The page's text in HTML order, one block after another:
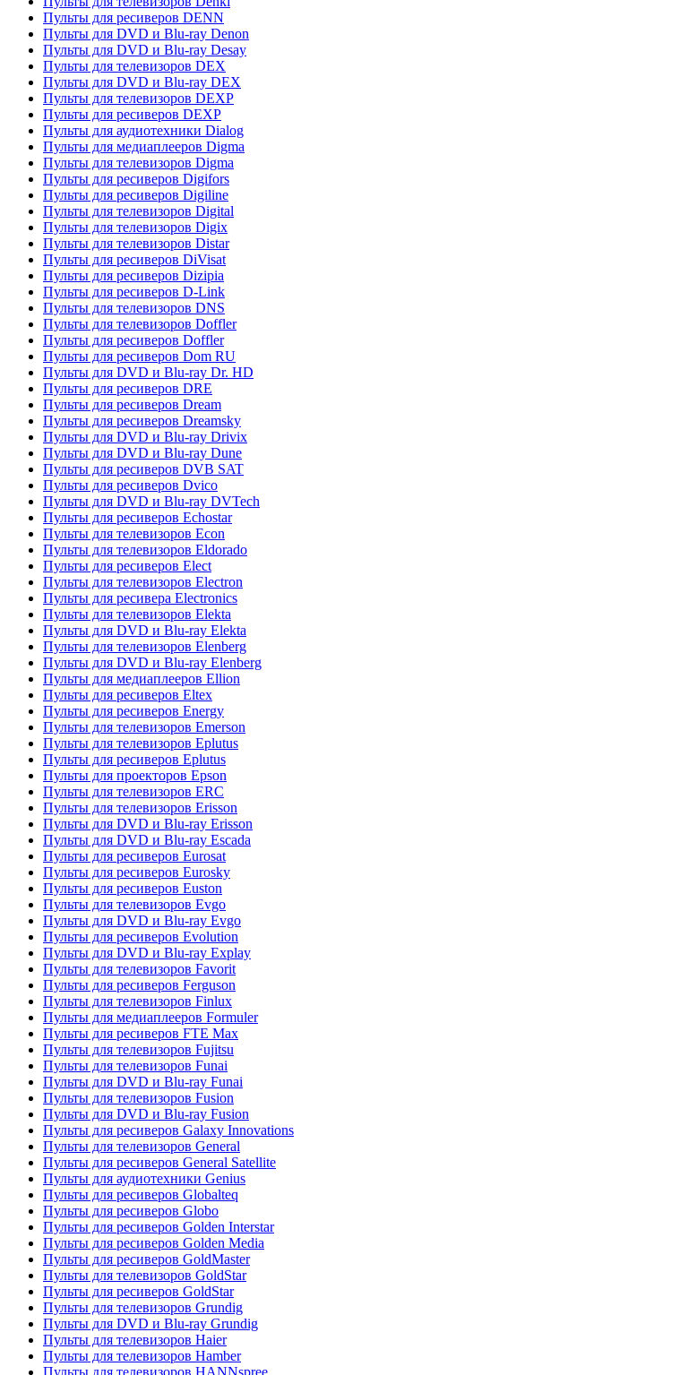
Пульты для ресиверов DENN
Пульты для DVD и Blu-ray Denon
Пульты для DVD и Blu-ray Desay
Пульты для телевизоров DEX
Пульты для DVD и Blu-ray DEX
Пульты для телевизоров DEXP
Пульты для ресиверов DEXP
Пульты для аудиотехники Dialog
Пульты для медиаплееров Digma
Пульты для телевизоров Digma
Пульты для ресиверов Digifors
Пульты для ресиверов Digiline
Пульты для телевизоров Digital
Пульты для телевизоров Digix
Пульты для телевизоров Distar
Пульты для ресиверов DiVisat
Пульты для ресиверов Dizipia
Пульты для ресиверов D-Link
Пульты для телевизоров DNS
Пульты для телевизоров Doffler
Пульты для ресиверов Doffler
Пульты для ресиверов Dom RU
Пульты для DVD и Blu-ray Dr. HD
Пульты для ресиверов DRE
Пульты для ресиверов Dream
Пульты для ресиверов Dreamsky
Пульты для DVD и Blu-ray Drivix
Пульты для DVD и Blu-ray Dune
Пульты для ресиверов DVB SAT
Пульты для ресиверов Dvico
Пульты для DVD и Blu-ray DVTech
Пульты для ресиверов Echostar
Пульты для телевизоров Econ
Пульты для телевизоров Eldorado
Пульты для ресиверов Elect
Пульты для телевизоров Electron
Пульты для ресивера Electronics
Пульты для телевизоров Elekta
Пульты для DVD и Blu-ray Elekta
Пульты для телевизоров Elenberg
Пульты для DVD и Blu-ray Elenberg
Пульты для медиаплееров Ellion
Пульты для ресиверов Eltex
Пульты для ресиверов Energy
Пульты для телевизоров Emerson
Пульты для телевизоров Eplutus
Пульты для ресиверов Eplutus
Пульты для проекторов Epson
Пульты для телевизоров ERC
Пульты для телевизоров Erisson
Пульты для DVD и Blu-ray Erisson
Пульты для DVD и Blu-ray Escada
Пульты для ресиверов Eurosat
Пульты для ресиверов Eurosky
Пульты для ресиверов Euston
Пульты для телевизоров Evgo
Пульты для DVD и Blu-ray Evgo
Пульты для ресиверов Evolution
Пульты для DVD и Blu-ray Explay
Пульты для телевизоров Favorit
Пульты для ресиверов Ferguson
Пульты для телевизоров Finlux
Пульты для медиаплееров Formuler
Пульты для ресиверов FTE Max
Пульты для телевизоров Fujitsu
Пульты для телевизоров Funai
Пульты для DVD и Blu-ray Funai
Пульты для телевизоров Fusion
Пульты для DVD и Blu-ray Fusion
Пульты для ресиверов Galaxy Innovations
Пульты для телевизоров General
Пульты для ресиверов General Satellite
Пульты для аудиотехники Genius
Пульты для ресиверов Globalteq
Пульты для ресиверов Globo
Пульты для ресиверов Golden Interstar
Пульты для ресиверов Golden Media
Пульты для ресиверов GoldMaster
Пульты для телевизоров GoldStar
Пульты для ресиверов GoldStar
Пульты для телевизоров Grundig
Пульты для DVD и Blu-ray Grundig
Пульты для телевизоров Haier
Пульты для телевизоров Hamber
Пульты для телевизоров HANNspree